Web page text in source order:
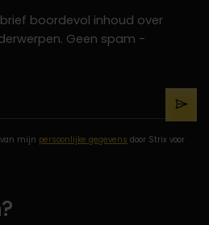
boordevol inhoud over
Geen spam -
van mijn persoonlijke gegevens door Strix voor